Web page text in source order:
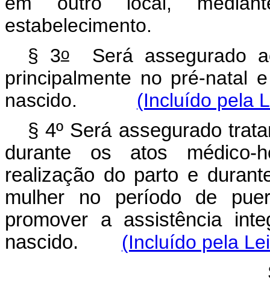
estabelecimento.
§ 3oSerá assegurado
principalmente no pré-natal
nascido.
(Incluído pela
§ 4º Será assegurado
durante os atos médico-
realização do parto e
mulher no período de
promover a assistência
nascido. (Incluído pela